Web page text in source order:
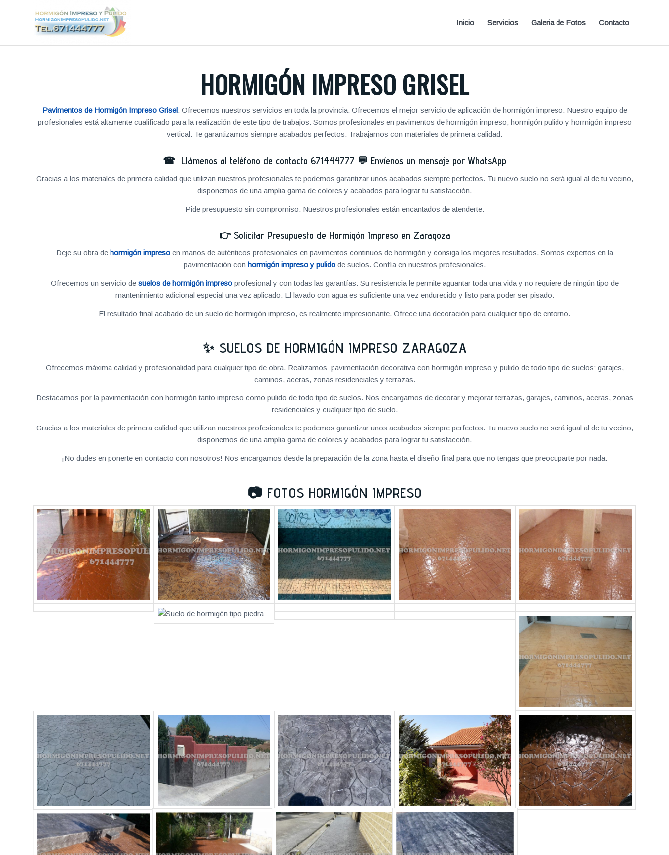
Inicio Servicios Galeria de Fotos Contacto
HORMIGÓN IMPRESO GRISEL
Pavimentos de Hormigón Impreso Grisel. Ofrecemos nuestros servicios en toda la provincia. Ofrecemos el mejor servicio de aplicación de hormigón impreso. Nuestro equipo de
profesionales está altamente cualificado para la realización de este tipo de trabajos. Somos profesionales en pavimentos de hormigón impreso, hormigón pulido y hormigón impreso
vertical. Te garantizamos siempre acabados perfectos. Trabajamos con materiales de primera calidad.
☎ Llámenos al teléfono de contacto 671444777 💬 Envíenos un mensaje por WhatsApp
Gracias a los materiales de primera calidad que utilizan nuestros profesionales te podemos garantizar unos acabados siempre perfectos. Tu nuevo suelo no será igual al de tu vecino,
disponemos de una amplia gama de colores y acabados para lograr tu satisfacción.
Pide presupuesto sin compromiso. Nuestros profesionales están encantados de atenderte.
👉 Solicitar Presupuesto de Hormigón Impreso en Zaragoza
Deje su obra de hormigón impresoen manos de auténticos profesionales en pavimentos continuos de hormigón y consiga los mejores resultados. Somos expertos en la
pavimentación con hormigón impreso y pulidode suelos. Confía en nuestros profesionales.
Ofrecemos un servicio de suelos de hormigón impresoprofesional y con todas las garantías. Su resistencia le permite aguantar toda una vida y no requiere de ningún tipo de
mantenimiento adicional especial una vez aplicado. El lavado con agua es suficiente una vez endurecido y listo para poder ser pisado.
El resultado final acabado de un suelo de hormigón impreso, es realmente impresionante. Ofrece una decoración para cualquier tipo de entorno.
✨ SUELOS DE HORMIGÓN IMPRESO ZARAGOZA
Ofrecemos máxima calidad y profesionalidad para cualquier tipo de obra. Realizamos pavimentación decorativa con hormigón impreso y pulido de todo tipo de suelos: garajes,
caminos, aceras, zonas residenciales y terrazas.
Destacamos por la pavimentación con hormigón tanto impreso como pulido de todo tipo de suelos. Nos encargamos de decorar y mejorar terrazas, garajes, caminos, aceras, zonas
residenciales y cualquier tipo de suelo.
Gracias a los materiales de primera calidad que utilizan nuestros profesionales te podemos garantizar unos acabados siempre perfectos. Tu nuevo suelo no será igual al de tu vecino,
disponemos de una amplia gama de colores y acabados para lograr tu satisfacción.
¡No dudes en ponerte en contacto con nosotros! Nos encargamos desde la preparación de la zona hasta el diseño final para que no tengas que preocuparte por nada.
📷 FOTOS HORMIGÓN IMPRESO